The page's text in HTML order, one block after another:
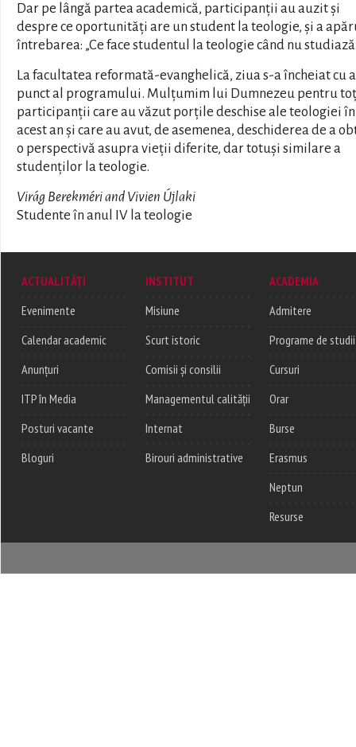
Dar pe lângă partea academică, participanții au auzit și
despre ce oportunități are un student la teologie, și a
întrebarea: „Ce face studentul la teologie când nu
La facultatea reformată-evanghelică, ziua s-a încheiat cu
punct al programului. Mulțumim lui Dumnezeu pentru
participanții care au văzut porțile deschise ale teologiei în
acest an și care au avut, de asemenea, deschiderea de a
o perspectivă asupra vieții diferite, dar totuși similare a
studenților la teologie.
Virág Berekméri and Vivien Újlaki
Studente în anul IV la teologie
ACTUALITĂȚI
Evenimente
Calendar academic
Anunțuri
ITP în Media
Posturi vacante
Bloguri
INSTITUT
Misiune
Scurt istoric
Comisii și consilii
Managementul calității
Internat
Birouri administrative
ACADEMIA
Admitere
Programe de studii
Cursuri
Orar
Burse
Erasmus
Neptun
Resurse